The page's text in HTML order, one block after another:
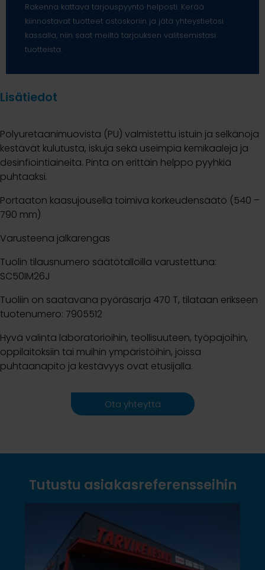
Rakenna kattava tarjouspyyntö helposti. Kerää
kiinnostavat tuotteet ostoskoriin ja jätä yhteystietosi
kassalla, niin saat meiltä tarjouksen valitsemistasi
tuotteista.
Lisätiedot
Polyuretaanimuovista (PU) valmistettu istuin ja selkänoja
kestävät kulutusta, iskuja sekä useimpia kemikaaleja ja
desinfiointiaineita. Pinta on erittäin helppo pyyhkiä
puhtaaksi.
Portaaton kaasujousella toimiva korkeudensäätö (540 –
790 mm)
Varusteena jalkarengas
Tuolin tilausnumero säätötalloilla varustettuna:
SC50IM26J
Tuoliin on saatavana pyöräsarja 470 T, tilataan erikseen
tuotenumero: 7905512
Hyvä valinta laboratorioihin, teollisuuteen, työpajoihin,
oppilaitoksiin tai muihin ympäristöihin, joissa
puhtaanapito ja kestävyys ovat etusijalla.
Ota yhteyttä
Tutustu asiakasreferensseihin